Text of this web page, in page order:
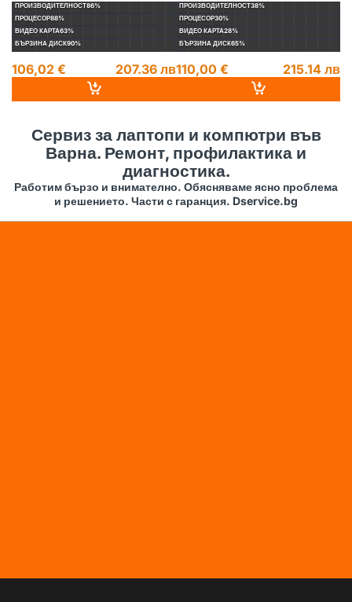
ПРОИЗВОДИТЕЛНОСТ86%
ПРОЦЕСОР88%
ВИДЕО КАРТА63%
БЪРЗИНА ДИСК90%
106,02 € 207.36 лв
ПРОИЗВОДИТЕЛНОСТ38%
ПРОЦЕСОР30%
ВИДЕО КАРТА28%
БЪРЗИНА ДИСК65%
110,00 € 215.14 лв
Сервиз за лаптопи и компютри във
Варна. Ремонт, профилактика и
диагностика.
Работим бързо и внимателно. Обясняваме ясно проблема
и решението. Части с гаранция. Dservice.bg